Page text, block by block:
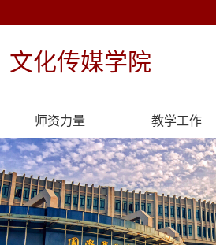
文化传媒学院
师资力量 教学工作